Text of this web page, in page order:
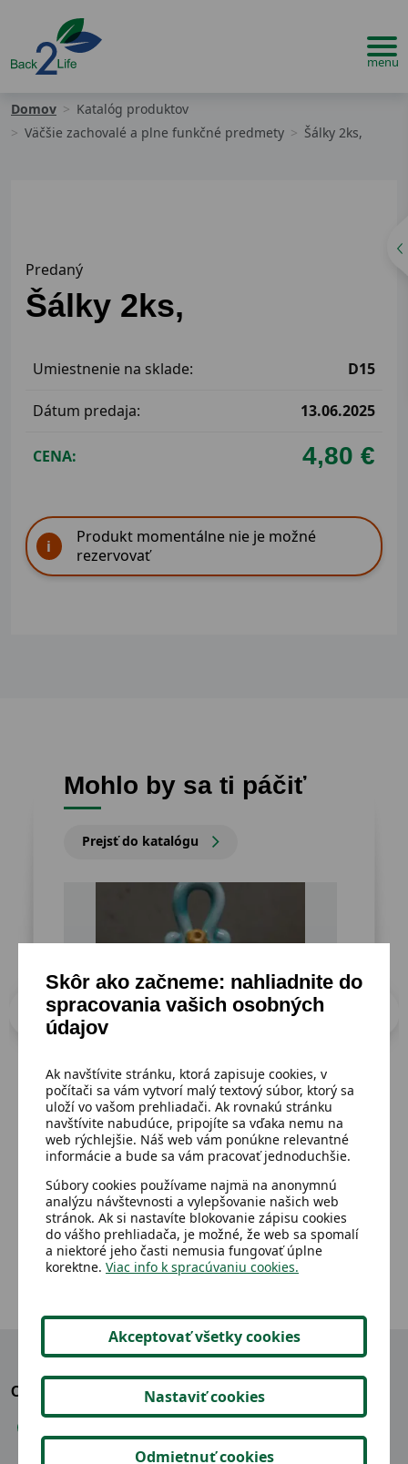
Domov
Katalóg produktov
Väčšie zachovalé a plne funkčné predmety
Šálky 2ks,
Predaný
Šálky 2ks,
Umiestnenie na sklade: D15
Dátum predaja: 13.06.2025
CENA: 4,80 €
Produkt momentálne nie je možné
rezervovať
Mohlo by sa ti páčiť
Prejsť do katalógu
Dostupný
Keramická dózička,14cm
Detail 2,02 €
OZVITE SA NÁM
+421 904 865 914
Skôr ako začneme: nahliadnite do
spracovania vašich osobných
údajov
Ak navštívite stránku, ktorá zapisuje cookies, v
počítači sa vám vytvorí malý textový súbor, ktorý sa
uloží vo vašom prehliadači. Ak rovnakú stránku
navštívite nabudúce, pripojíte sa vďaka nemu na
web rýchlejšie. Náš web vám ponúkne relevantné
informácie a bude sa vám pracovať jednoduchšie.
Súbory cookies používame najmä na anonymnú
analýzu návštevnosti a vylepšovanie našich web
stránok. Ak si nastavíte blokovanie zápisu cookies
do vášho prehliadača, je možné, že web sa spomalí
a niektoré jeho časti nemusia fungovať úplne
korektne. Viac info k spracúvaniu cookies.
Akceptovať všetky cookies
Nastaviť cookies
Odmietnuť cookies